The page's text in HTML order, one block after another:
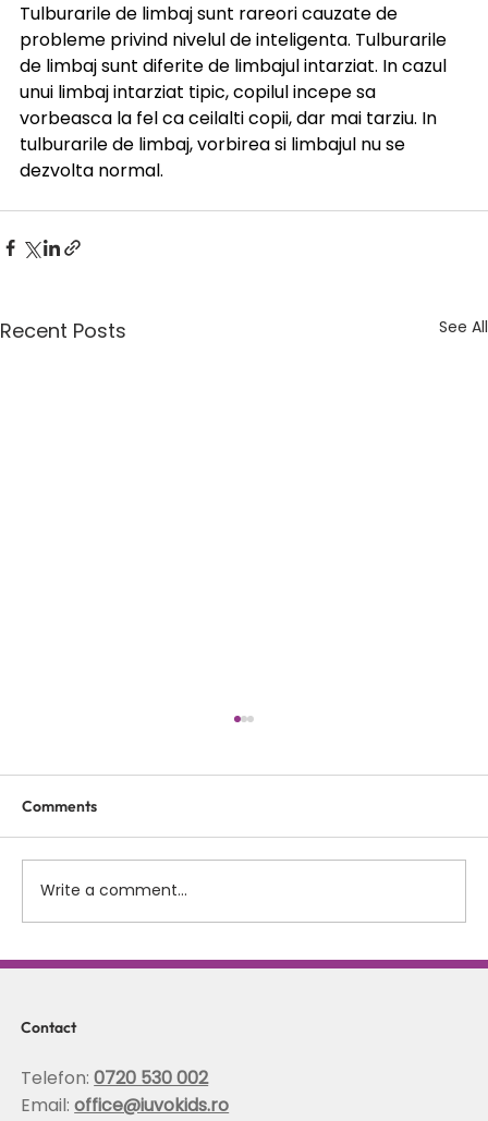
Tulburarile de limbaj sunt rareori cauzate de
probleme privind nivelul de inteligenta. Tulburarile
de limbaj sunt diferite de limbajul intarziat. In cazul
unui limbaj intarziat tipic, copilul incepe sa
vorbeasca la fel ca ceilalti copii, dar mai tarziu. In
tulburarile de limbaj, vorbirea si limbajul nu se
dezvolta normal.
Recent Posts See All
Scolioza la copii: rolul terapiei Schroth in
coloanei
Comments
Write a comment...
Contact
Telefon:0720 530 002
Email:office@iuvokids.ro